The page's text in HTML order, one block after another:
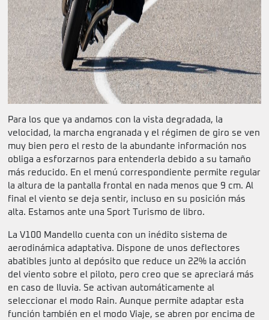
Para los que ya andamos con la vista degradada, la
velocidad, la marcha engranada y el régimen de giro se ven
muy bien pero el resto de la abundante información nos
obliga a esforzarnos para entenderla debido a su tamaño
más reducido. En el menú correspondiente permite regular
la altura de la pantalla frontal en nada menos que 9 cm. Al
final el viento se deja sentir, incluso en su posición más
alta. Estamos ante una Sport Turismo de libro.
La V100 Mandello cuenta con un inédito sistema de
aerodinámica adaptativa. Dispone de unos deflectores
abatibles junto al depósito que reduce un 22% la acción
del viento sobre el piloto, pero creo que se apreciará más
en caso de lluvia. Se activan automáticamente al
seleccionar el modo Rain. Aunque permite adaptar esta
función también en el modo Viaje, se abren por encima de